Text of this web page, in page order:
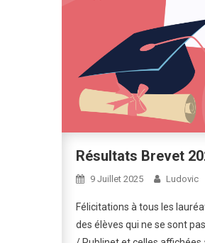
Résultats Brevet
9 Juillet 2025 Ludovic
Félicitations à tous les
des élèves qui ne se sont